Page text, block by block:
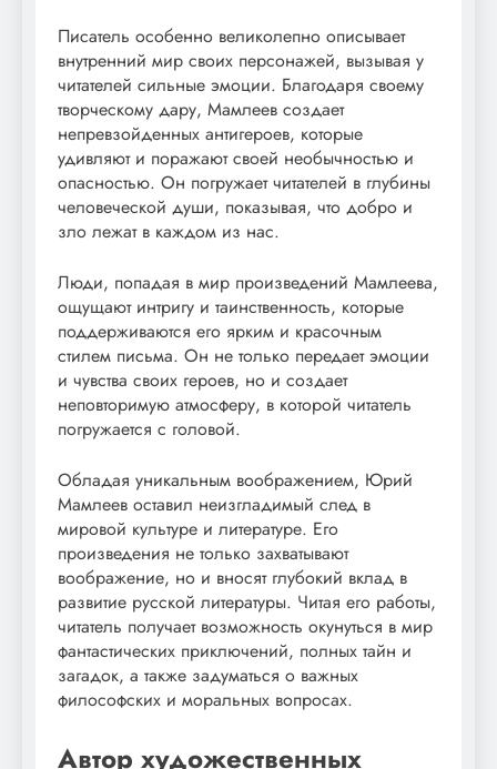
Писатель особенно великолепно описывает
внутренний мир своих персонажей, вызывая у
читателей сильные эмоции. Благодаря своему
творческому дару, Мамлеев создает
непревзойденных антигероев, которые
удивляют и поражают своей необычностью и
опасностью. Он погружает читателей в глубины
человеческой души, показывая, что добро и
зло лежат в каждом из нас.
Люди, попадая в мир произведений Мамлеева,
ощущают интригу и таинственность, которые
поддерживаются его ярким и красочным
стилем письма. Он не только передает эмоции
и чувства своих героев, но и создает
неповторимую атмосферу, в которой читатель
погружается с головой.
Обладая уникальным воображением, Юрий
Мамлеев оставил неизгладимый след в
мировой культуре и литературе. Его
произведения не только захватывают
воображение, но и вносят глубокий вклад в
развитие русской литературы. Читая его работы,
читатель получает возможность окунуться в мир
фантастических приключений, полных тайн и
загадок, а также задуматься о важных
философских и моральных вопросах.
Автор художественных